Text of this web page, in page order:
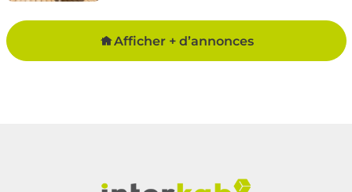
Afficher + d’annonces